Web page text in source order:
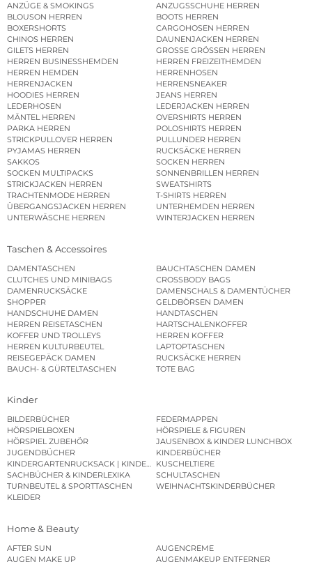
ANZÜGE & SMOKINGS
ANZUGSSCHUHE HERREN
BLOUSON HERREN
BOOTS HERREN
BOXERSHORTS
CARGOHOSEN HERREN
CHINOS HERREN
DAUNENJACKEN HERREN
GILETS HERREN
GROSSE GRÖSSEN HERREN
HERREN BUSINESSHEMDEN
HERREN FREIZEITHEMDEN
HERREN HEMDEN
HERRENHOSEN
HERRENJACKEN
HERRENSNEAKER
HOODIES HERREN
JEANS HERREN
LEDERHOSEN
LEDERJACKEN HERREN
MÄNTEL HERREN
OVERSHIRTS HERREN
PARKA HERREN
POLOSHIRTS HERREN
STRICKPULLOVER HERREN
PULLUNDER HERREN
PYJAMAS HERREN
RUCKSÄCKE HERREN
SAKKOS
SOCKEN HERREN
SOCKEN MULTIPACKS
SONNENBRILLEN HERREN
STRICKJACKEN HERREN
SWEATSHIRTS
TRACHTENMODE HERREN
T-SHIRTS HERREN
ÜBERGANGSJACKEN HERREN
UNTERHEMDEN HERREN
UNTERWÄSCHE HERREN
WINTERJACKEN HERREN
Taschen & Accessoires
DAMENTASCHEN
BAUCHTASCHEN DAMEN
CLUTCHES UND MINIBAGS
CROSSBODY BAGS
DAMENRUCKSÄCKE
DAMENSCHALS & DAMENTÜCHER
SHOPPER
GELDBÖRSEN DAMEN
HANDSCHUHE DAMEN
HANDTASCHEN
HERREN REISETASCHEN
HARTSCHALENKOFFER
KOFFER UND TROLLEYS
HERREN KOFFER
HERREN KULTURBEUTEL
LAPTOPTASCHEN
REISEGEPÄCK DAMEN
RUCKSÄCKE HERREN
BAUCH- & GÜRTELTASCHEN
TOTE BAG
Kinder
BILDERBÜCHER
FEDERMAPPEN
HÖRSPIELBOXEN
HÖRSPIELE & FIGUREN
HÖRSPIEL ZUBEHÖR
JAUSENBOX & KINDER LUNCHBOX
JUGENDBÜCHER
KINDERBÜCHER
KINDERGARTENRUCKSACK | KINDERGARTENBEUTEL
KUSCHELTIERE
SACHBÜCHER & KINDERLEXIKA
SCHULTASCHEN
TURNBEUTEL & SPORTTASCHEN
WEIHNACHTSKINDERBÜCHER
KLEIDER
Home & Beauty
AFTER SUN
AUGENCREME
AUGEN MAKE UP
AUGENMAKEUP ENTFERNER